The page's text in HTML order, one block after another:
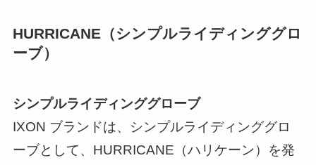
HURRICANE（シンプルライディンググロ
ーブ）
シンプルライディンググローブ
IXON ブランドは、シンプルライディンググロ
ーブとして、HURRICANE（ハリケーン）を発